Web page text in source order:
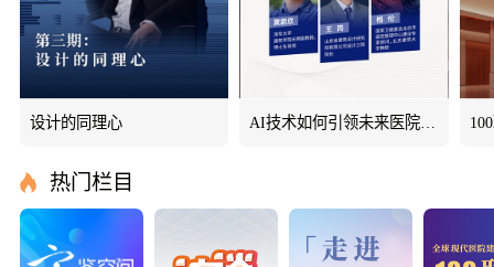
设计的同理心 AI技术如何引领未来医院建筑设计行业变革？
热门栏目